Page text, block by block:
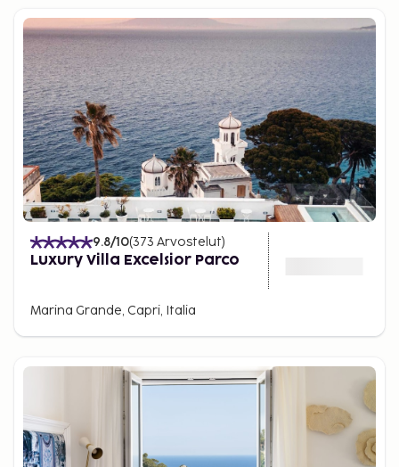
9.8/10(373 Arvostelut)
Luxury Villa Excelsior Parco
Marina Grande, Capri, Italia